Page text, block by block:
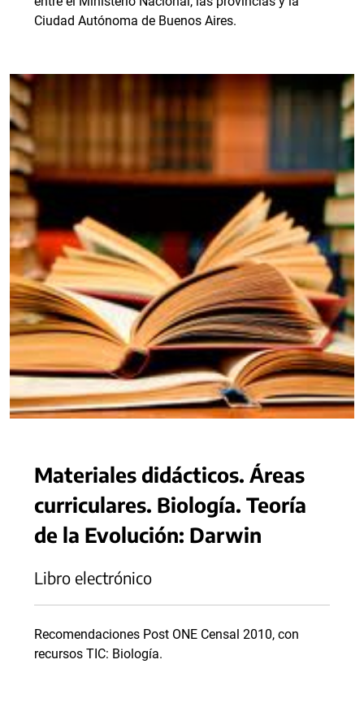
Ciudad Autónoma de Buenos Aires.
Materiales didácticos. Áreas
curriculares. Biología. Teoría
de la Evolución: Darwin
Libro electrónico
Recomendaciones Post ONE Censal 2010, con
recursos TIC: Biología.